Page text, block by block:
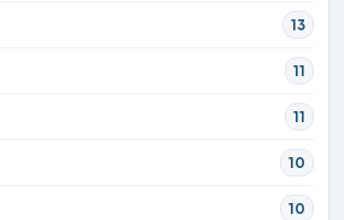
13
11
11
10
10